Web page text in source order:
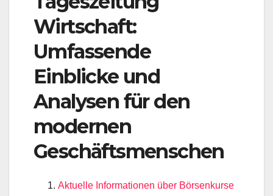
Wirtschaft:
Umfassende
Einblicke und
Analysen für den
modernen
Geschäftsmenschen
Aktuelle Informationen über Börsenkurse